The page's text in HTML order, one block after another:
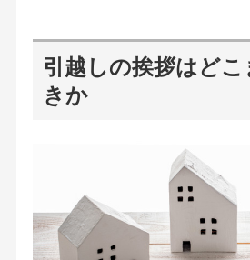
引越しの挨拶はど
きか